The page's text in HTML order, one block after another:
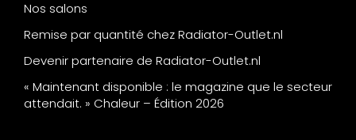
Nos salons
Remise par quantité chez Radiator-Outlet.nl
Devenir partenaire de Radiator-Outlet.nl
« Maintenant disponible : le magazine que le secteur
attendait. » Chaleur – Édition 2026